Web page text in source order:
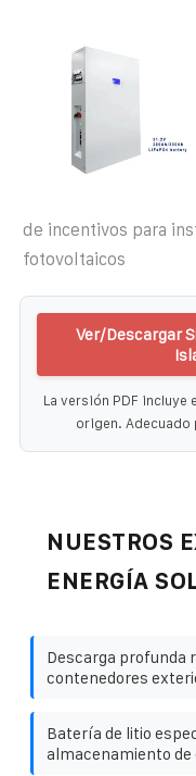
de incentivos para
fotovoltaicos
Ver/Descargar
La versión PDF
origen.
NUESTROS
ENERGÍA
Descarga profunda
contenedores
Batería de litio
almacenamiento de